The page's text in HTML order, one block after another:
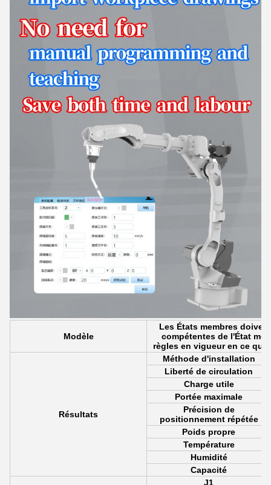
Modèle
Les États membres
compétentes de l'État
règles en vigueur en ce qui
Résultats
Méthode d'installation
Liberté de circulation
Charge utile
Portée maximale
Précision de
positionnement répétée
Poids propre
Température
Humidité
Capacité
J1